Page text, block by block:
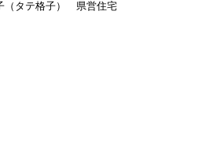
（タテ格子） 県営住宅